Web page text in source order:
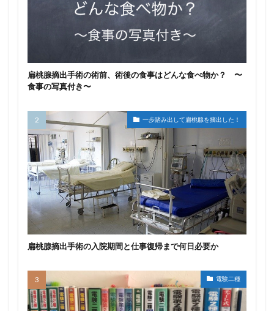
扁桃腺摘出手術の術前、術後の食事はどんな食べ物か？ 〜
食事の写真付き〜
一歩踏み出して扁桃腺を摘出した！
扁桃腺摘出手術の入院期間と仕事復帰まで何日必要か
電験二種